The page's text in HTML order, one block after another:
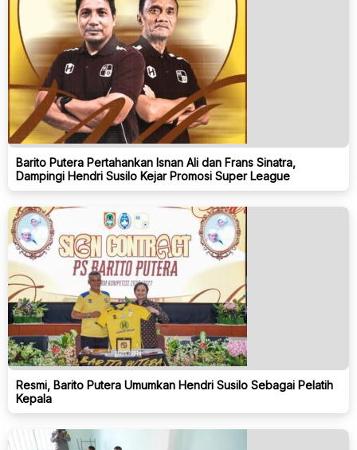
Barito Putera Pertahankan Isnan Ali dan Frans Sinatra,
Dampingi Hendri Susilo Kejar Promosi Super League
Resmi, Barito Putera Umumkan Hendri Susilo Sebagai Pelatih
Kepala